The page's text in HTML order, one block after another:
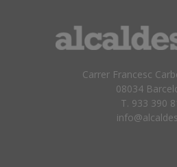
Carrer Francesc
08034
T. 933 390